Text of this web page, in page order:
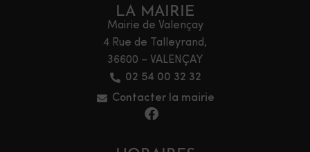
LA MAIRIE
Mairie de Valençay
4 Rue de Talleyrand,
36600 – VALENÇAY
02 54 00 32 32
Contacter la mairie